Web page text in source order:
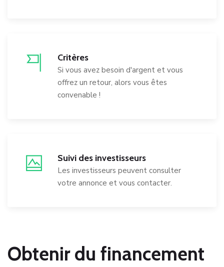
Critères
Si vous avez besoin d'argent et vous
offrez un retour, alors vous êtes
convenable !
Suivi des investisseurs
Les investisseurs peuvent consulter
votre annonce et vous contacter.
Obtenir du financement